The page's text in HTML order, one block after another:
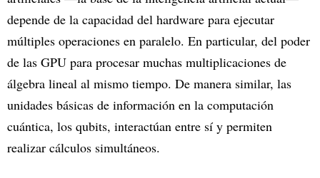
depende de la capacidad del hardware para ejecutar
múltiples operaciones en paralelo. En particular, del poder
de las GPU para procesar muchas multiplicaciones de
álgebra lineal al mismo tiempo. De manera similar, las
unidades básicas de información en la computación
cuántica, los qubits, interactúan entre sí y permiten
realizar cálculos simultáneos.